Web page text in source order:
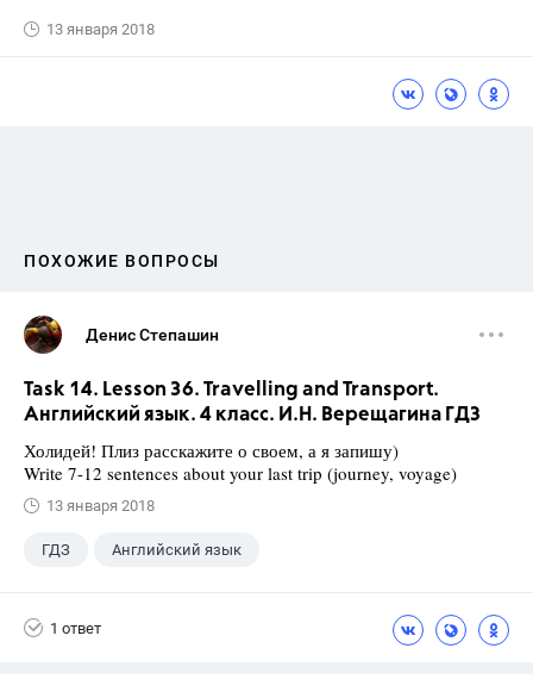
13 января 2018
ПОХОЖИЕ ВОПРОСЫ
Денис Степашин
Task 14. Lesson 36. Travelling and Transport.
Английский язык. 4 класс. И.Н. Верещагина ГДЗ
Холидей! Плиз расскажите о своем, а я запишу)
Write 7-12 sentences about your last trip (journey, voyage)
13 января 2018
ГДЗ Английский язык
1 ответ